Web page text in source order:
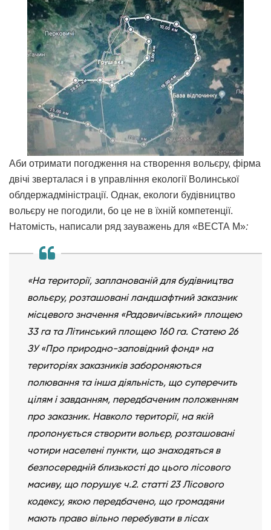
Аби отримати погодження на створення вольєру, фірма
двічі зверталася і в управління екології Волинської
облдержадміністрації. Однак, екологи будівництво
вольєру не погодили, бо це не в їхній компетенції.
Натомість, написали ряд зауважень для «ВЕСТА М»:
«На території, запланованій для будівництва
вольєру, розташовані ландшафтний заказник
місцевого значення «Радовичівський» площею
33 га та Літинський площею 160 га. Статею 26
ЗУ «Про природно-заповідний фонд» на
територіях заказників забороняються
полювання та інша діяльність, що суперечить
цілям і завданням, передбаченим положенням
про заказник. Навколо території, на якій
пропонується створити вольєр, розташовані
чотири населені пункти, що знаходяться в
безпосередній близькості до цього лісового
масиву, що порушує ч.2. статті 23 Лісового
кодексу, якою передбачено, що громадяни
мають право вільно перебувати в лісах